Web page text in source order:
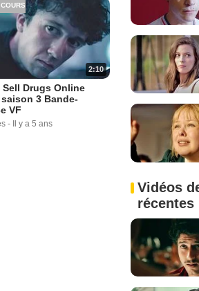
2:10
Sell Drugs Online
3 Bande-
VF
- Il y a 5 ans
Vidéos
récentes